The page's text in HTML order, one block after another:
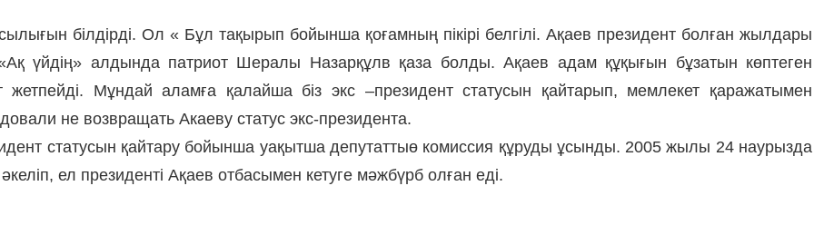
білдірді. Ол « Бұл тақырып бойынша қоғамның пікірі белгілі. Ақаев президент болған жылдары
үйдің» алдында патриот Шералы Назарқұлв қаза болды. Ақаев адам құқығын бұзатын көптеген
Мұндай аламға қалайша біз экс –президент статусын қайтарып, мемлекет қаражатымен
не возвращать Акаеву статус экс-президента.
статусын қайтару бойынша уақытша депутаттыө комиссия құруды ұсынды. 2005 жылы 24 наурызда
ел президенті Ақаев отбасымен кетуге мәжбүрб олған еді.